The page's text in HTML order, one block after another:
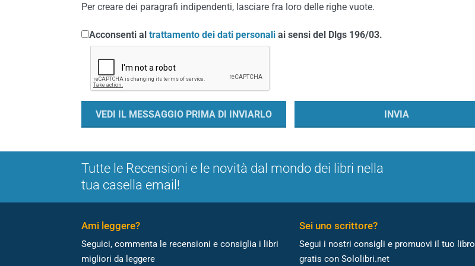
Per creare dei paragrafi indipendenti, lasciare fra loro delle righe vuote.
Acconsenti al trattamento dei dati personali ai sensi del Dlgs 196/03.
Tutte le Recensioni e le novità dal mondo dei libri nella
tua casella email!
Ami leggere?
Seguici, commenta le recensioni e consiglia i libri
migliori da leggere
Sei uno scrittore?
Segui i nostri consigli e promuovi il tuo libro
gratis con Sololibri.net